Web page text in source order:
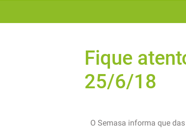
Fique
25/6/18
O Semasa informa que